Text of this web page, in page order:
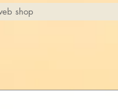
shop